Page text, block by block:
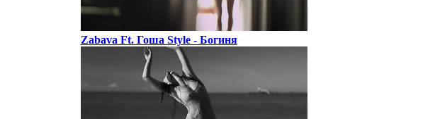
Zabava Ft. Гоша Style - Богиня